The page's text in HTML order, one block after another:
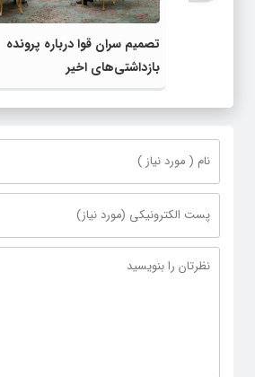
تصمیم سران قوا درباره پرونده‌
بازداشتی‌های اخیر